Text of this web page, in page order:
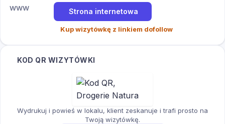
WWW
Strona internetowa
Kup wizytówkę z linkiem dofollow
KOD QR WIZYTÓWKI
Wydrukuj i powieś w lokalu, klient zeskanuje i trafi prosto na
Twoją wizytówkę.